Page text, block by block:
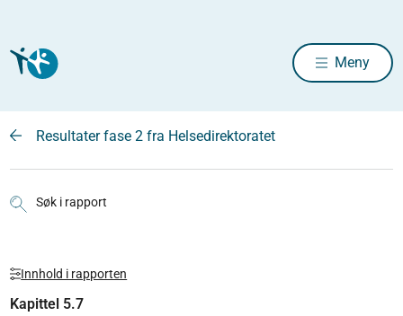
Meny
Resultater fase 2 fra Helsedirektoratet
Søk i rapport
Innhold i rapporten
Kapittel 5.7